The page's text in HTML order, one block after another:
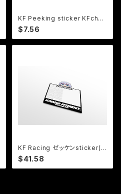
KF Peeking sticker KFchan
ver.36
$7.56
KF Racing ゼッケンsticker(2
枚セット)
$41.58